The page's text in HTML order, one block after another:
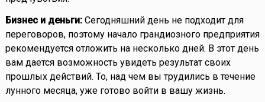
Бизнес и деньги:Сегодняшний день не подходит для
переговоров, поэтому начало грандиозного предприятия
рекомендуется отложить на несколько дней. В этот день
вам дается возможность увидеть результат своих
прошлых действий. То, над чем вы трудились в течение
лунного месяца, уже готово войти в вашу жизнь.